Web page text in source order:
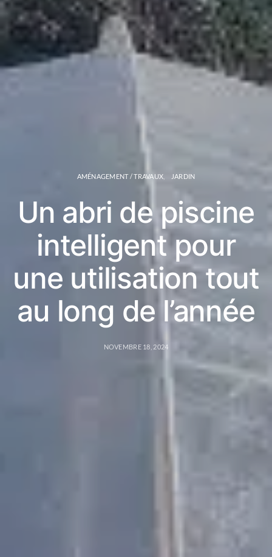
AMÉNAGEMENT / TRAVAUX JARDIN
Un abri de piscine
intelligent pour
une utilisation tout
au long de l’année
NOVEMBRE 18, 2024